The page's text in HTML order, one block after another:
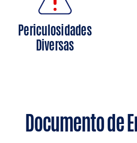
Periculosidades
Diversas
Documento de